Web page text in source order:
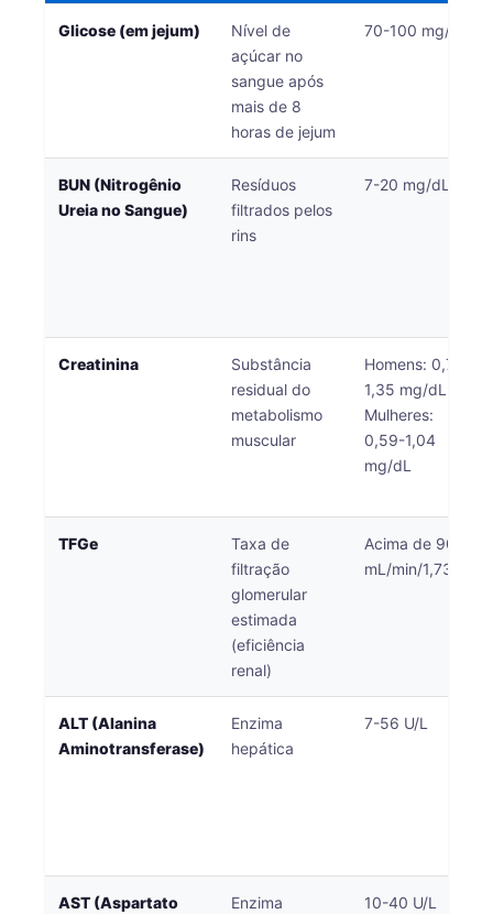
Glicose (em jejum)
Nível de
açúcar no
sangue após
mais de 8
horas de jejum
70-100 mg/dL
BUN (Nitrogênio
Ureia no Sangue)
Resíduos
filtrados pelos
rins
7-20 mg/dL
Creatinina
Substância
residual do
metabolismo
muscular
Homens: 0,74-
1,35 mg/dL
Mulheres:
0,59-1,04
mg/dL
TFGe
Taxa de
filtração
glomerular
estimada
(eficiência
renal)
Acima de 90
mL/min/1,73m²
ALT (Alanina
Aminotransferase)
Enzima
hepática
7-56 U/L
AST (Aspartato Enzima 10-40 U/L